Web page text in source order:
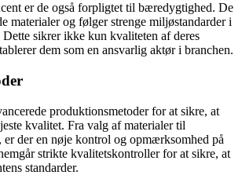
er de også forpligtet til bæredygtighed. De
materialer og følger strenge miljøstandarder i
sikrer ikke kun kvaliteten af deres
dem som en ansvarlig aktør i branchen.
produktionsmetoder for at sikre, at
kvalitet. Fra valg af materialer til
der en nøje kontrol og opmærksomhed på
strikte kvalitetskontroller for at sikre, at
standarder.